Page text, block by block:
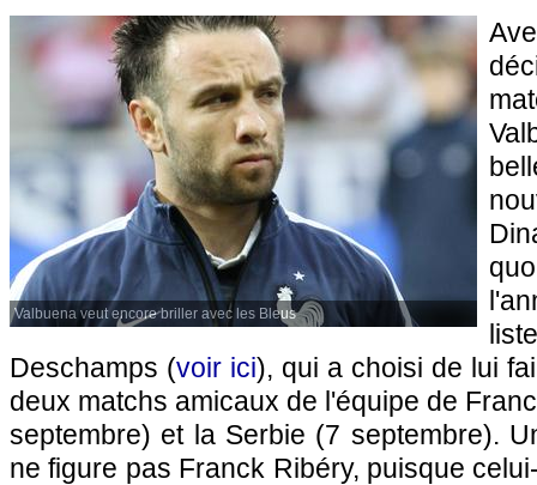
Valbuena veut encore briller avec les Bleus
Deschamps (voir ici), qui a choisi de lui
deux matchs amicaux de l'équipe de
septembre) et la Serbie (7 septembre).
ne figure pas Franck Ribéry, puisque